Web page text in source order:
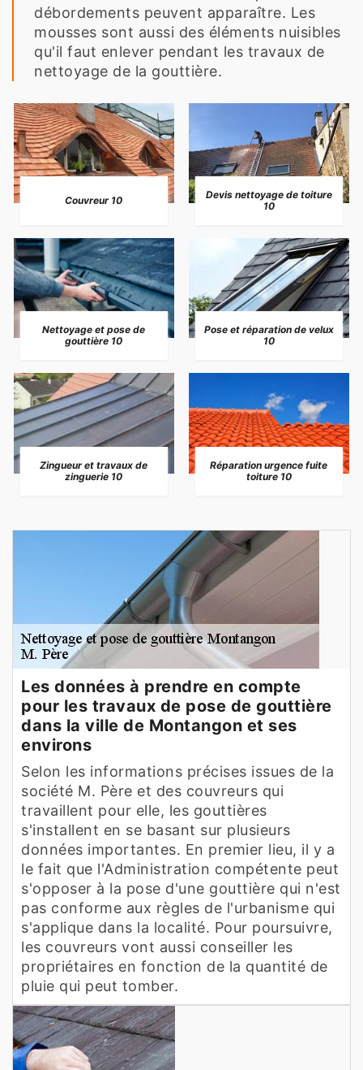
débordements peuvent apparaître. Les
mousses sont aussi des éléments nuisibles
qu'il faut enlever pendant les travaux de
nettoyage de la gouttière.
Couvreur 10
Devis nettoyage de toiture
10
Nettoyage et pose de
gouttière 10
Pose et réparation de velux
10
Zingueur et travaux de
zinguerie 10
Réparation urgence fuite
toiture 10
Les données à prendre en compte
pour les travaux de pose de gouttière
dans la ville de Montangon et ses
environs
Selon les informations précises issues de la
société M. Père et des couvreurs qui
travaillent pour elle, les gouttières
s'installent en se basant sur plusieurs
données importantes. En premier lieu, il y a
le fait que l'Administration compétente peut
s'opposer à la pose d'une gouttière qui n'est
pas conforme aux règles de l'urbanisme qui
s'applique dans la localité. Pour poursuivre,
les couvreurs vont aussi conseiller les
propriétaires en fonction de la quantité de
pluie qui peut tomber.